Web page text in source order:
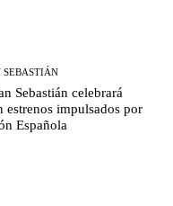
SEBASTIÁN
Sebastián celebrará
estrenos impulsados por
Española